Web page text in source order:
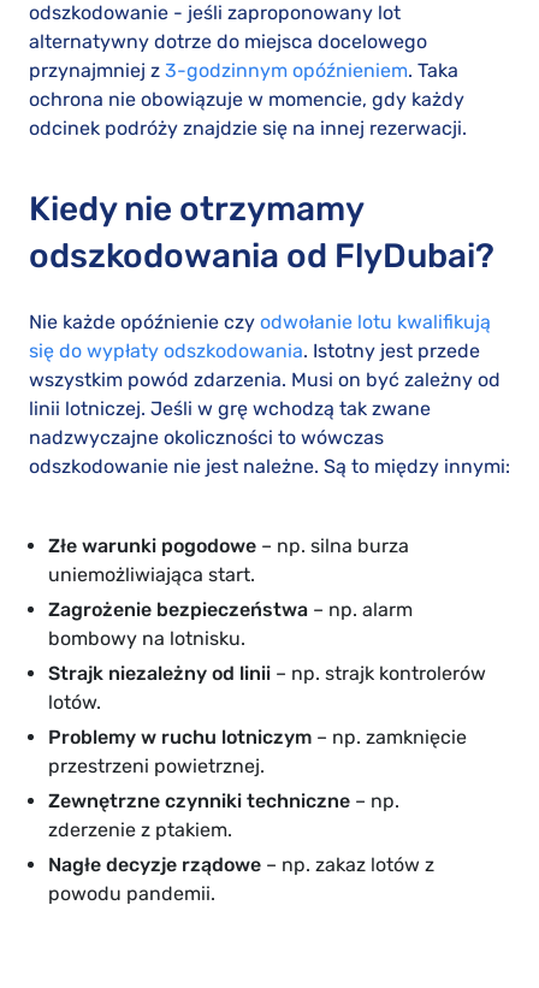
odszkodowanie - jeśli zaproponowany lot
alternatywny dotrze do miejsca docelowego
przynajmniej z 3-godzinnym opóźnieniem. Taka
ochrona nie obowiązuje w momencie, gdy każdy
odcinek podróży znajdzie się na innej rezerwacji.
Kiedy nie otrzymamy
odszkodowania od FlyDubai?
Nie każde opóźnienie czy odwołanie lotu kwalifikują
się do wypłaty odszkodowania. Istotny jest przede
wszystkim powód zdarzenia. Musi on być zależny od
linii lotniczej. Jeśli w grę wchodzą tak zwane
nadzwyczajne okoliczności to wówczas
odszkodowanie nie jest należne. Są to między innymi:
Złe warunki pogodowe – np. silna burza
uniemożliwiająca start.
Zagrożenie bezpieczeństwa – np. alarm
bombowy na lotnisku.
Strajk niezależny od linii – np. strajk kontrolerów
lotów.
Problemy w ruchu lotniczym – np. zamknięcie
przestrzeni powietrznej.
Zewnętrzne czynniki techniczne – np.
zderzenie z ptakiem.
Nagłe decyzje rządowe – np. zakaz lotów z
powodu pandemii.